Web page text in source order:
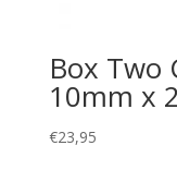
Box Two
10mm x
€23,95